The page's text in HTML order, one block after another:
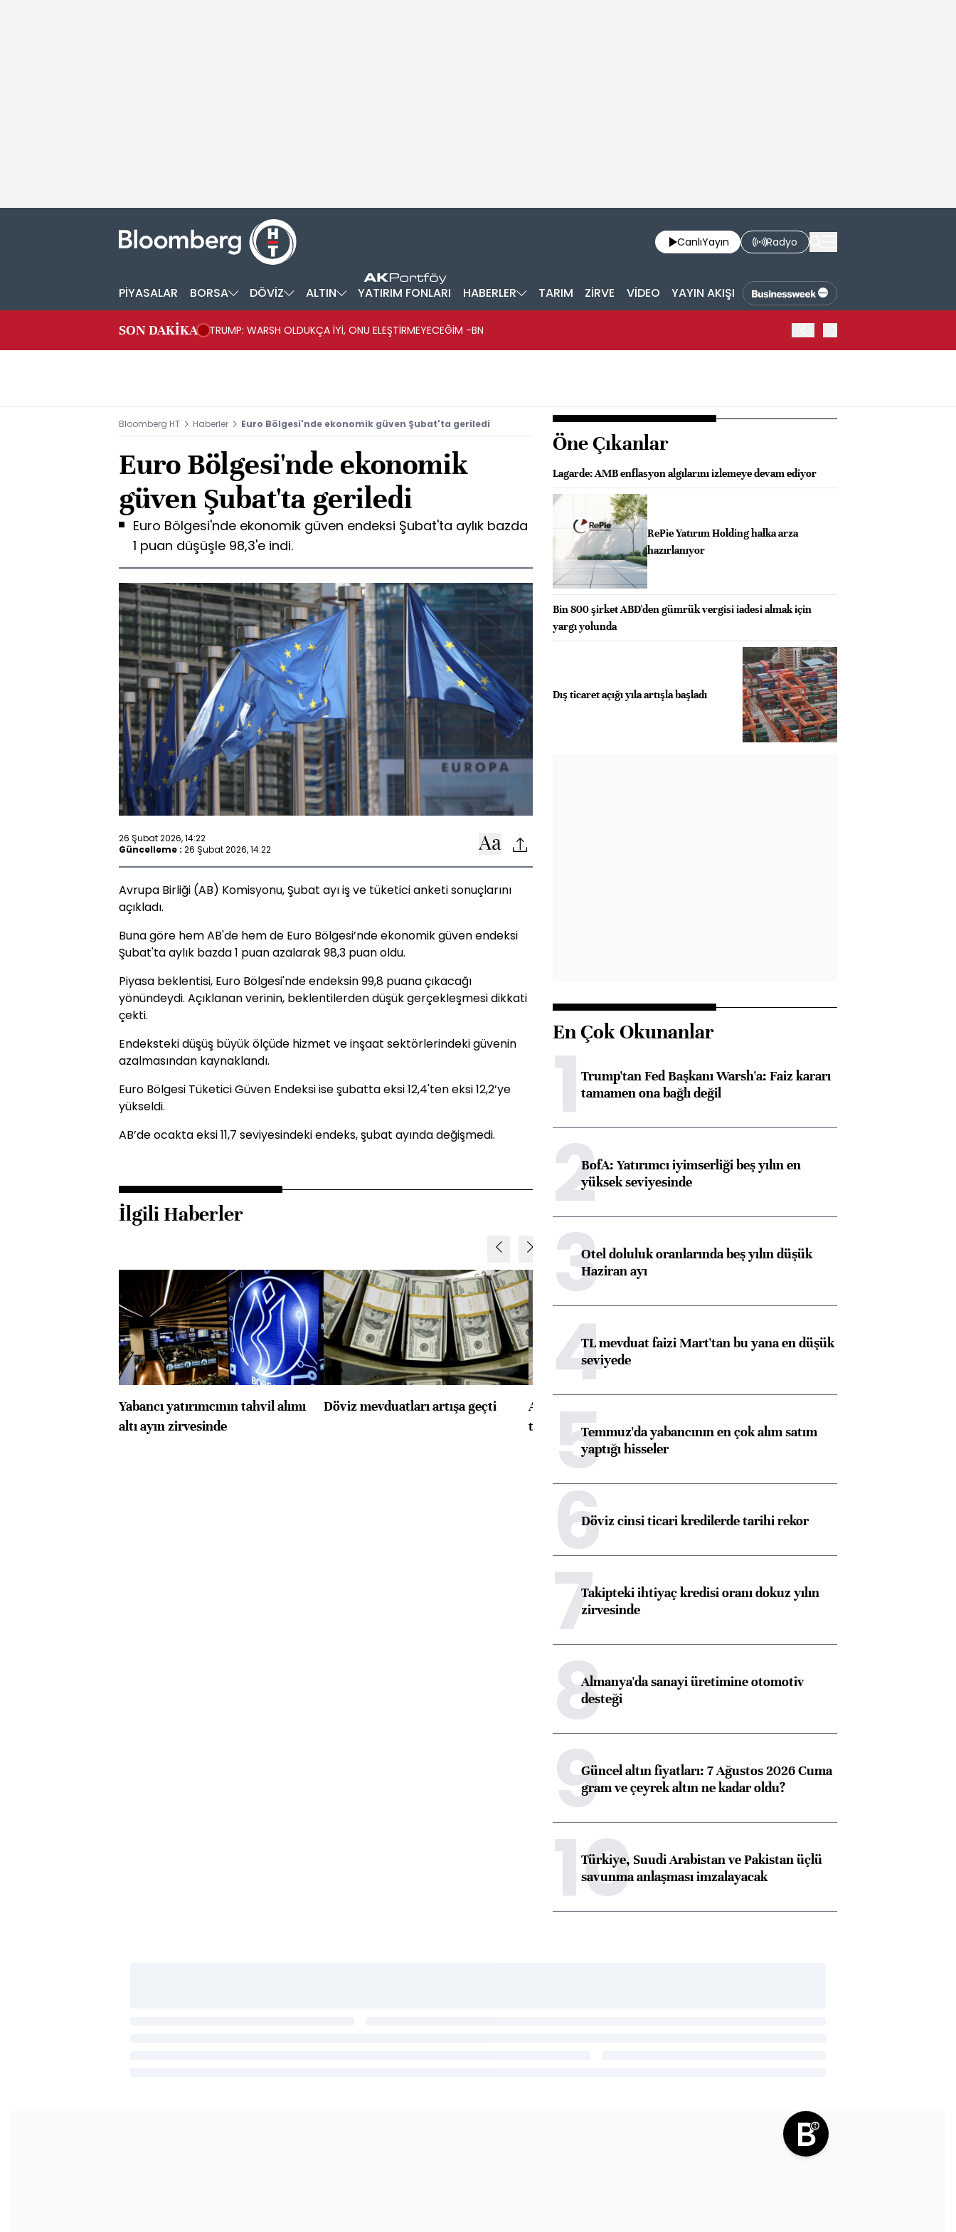
CanlıYayın Radyo
PİYASALAR BORSA DÖVİZ ALTIN YATIRIM FONLARI HABERLER TARIM ZİRVE VİDEO YAYIN AKIŞI
SON DAKİKA TRUMP: WARSH OLDUKÇA İYİ, ONU ELEŞTİRMEYECEĞİM -BN
Bloomberg HT Haberler Euro Bölgesi'nde ekonomik güven Şubat'ta geriledi
Euro Bölgesi'nde ekonomik
güven Şubat'ta geriledi
Euro Bölgesi'nde ekonomik güven endeksi Şubat'ta aylık bazda
1 puan düşüşle 98,3'e indi.
26 Şubat 2026, 14:22
Güncelleme : 26 Şubat 2026, 14:22
Avrupa Birliği (AB) Komisyonu, Şubat ayı iş ve tüketici anketi sonuçlarını
açıkladı.
Buna göre hem AB'de hem de Euro Bölgesi’nde ekonomik güven endeksi
Şubat'ta aylık bazda 1 puan azalarak 98,3 puan oldu.
Piyasa beklentisi, Euro Bölgesi'nde endeksin 99,8 puana çıkacağı
yönündeydi. Açıklanan verinin, beklentilerden düşük gerçekleşmesi dikkati
çekti.
Endeksteki düşüş büyük ölçüde hizmet ve inşaat sektörlerindeki güvenin
azalmasından kaynaklandı.
Euro Bölgesi Tüketici Güven Endeksi ise şubatta eksi 12,4'ten eksi 12,2’ye
yükseldi.
AB’de ocakta eksi 11,7 seviyesindeki endeks, şubat ayında değişmedi.
İlgili Haberler
Yabancı yatırımcının tahvil alımı
altı ayın zirvesinde
Döviz mevduatları artışa geçti
ABD'de konut başlangıçları
toparlandı
konusunda Unicredit ile
Öne Çıkanlar
Lagarde: AMB enflasyon algılarını izlemeye devam ediyor
RePie Yatırım Holding halka arza
hazırlanıyor
Bin 800 şirket ABD'den gümrük vergisi iadesi almak için
yargı yolunda
Dış ticaret açığı yıla artışla başladı
En Çok Okunanlar
1Trump'tan Fed Başkanı Warsh'a: Faiz kararı
tamamen ona bağlı değil
2BofA: Yatırımcı iyimserliği beş yılın en
yüksek seviyesinde
3Otel doluluk oranlarında beş yılın düşük
Haziran ayı
4TL mevduat faizi Mart'tan bu yana en düşük
seviyede
5Temmuz'da yabancının en çok alım satım
yaptığı hisseler
6Döviz cinsi ticari kredilerde tarihi rekor
7Takipteki ihtiyaç kredisi oranı dokuz yılın
zirvesinde
8Almanya'da sanayi üretimine otomotiv
desteği
9Güncel altın fiyatları: 7 Ağustos 2026 Cuma
gram ve çeyrek altın ne kadar oldu?
10
Türkiye, Suudi Arabistan ve Pakistan üçlü
savunma anlaşması imzalayacak